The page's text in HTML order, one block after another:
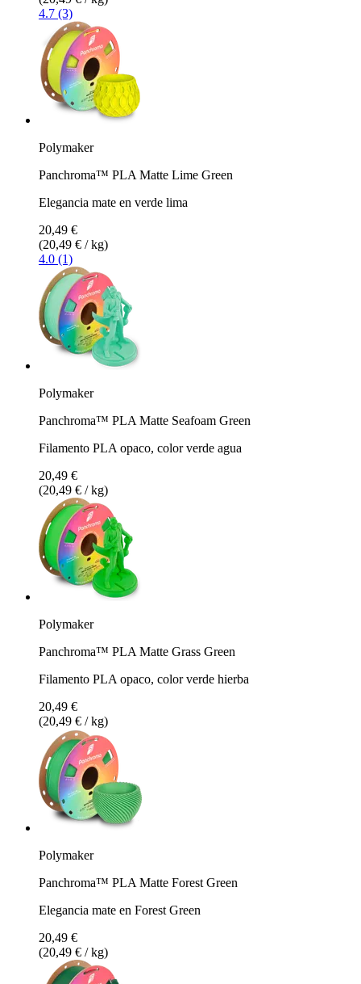
4.7 (3)
Polymaker
Panchroma™ PLA Matte Lime Green
Elegancia mate en verde lima
20,49 €
(20,49 € / kg)
4.0 (1)
Polymaker
Panchroma™ PLA Matte Seafoam Green
Filamento PLA opaco, color verde agua
20,49 €
(20,49 € / kg)
Polymaker
Panchroma™ PLA Matte Grass Green
Filamento PLA opaco, color verde hierba
20,49 €
(20,49 € / kg)
Polymaker
Panchroma™ PLA Matte Forest Green
Elegancia mate en Forest Green
20,49 €
(20,49 € / kg)